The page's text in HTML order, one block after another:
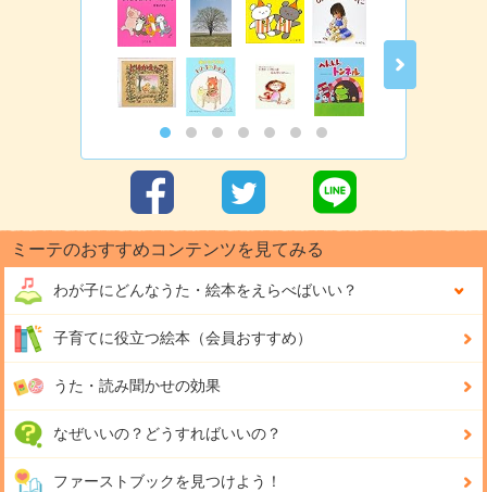
ミーテのおすすめコンテンツを見てみる
わが子にどんなうた・絵本をえらべばいい？
子育てに役立つ絵本（会員おすすめ）
うた・読み聞かせの効果
なぜいいの？どうすればいいの？
ファーストブックを見つけよう！